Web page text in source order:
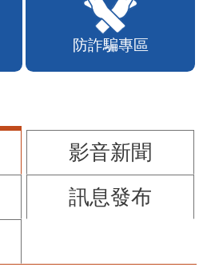
防詐騙專區
影音新聞
訊息發布